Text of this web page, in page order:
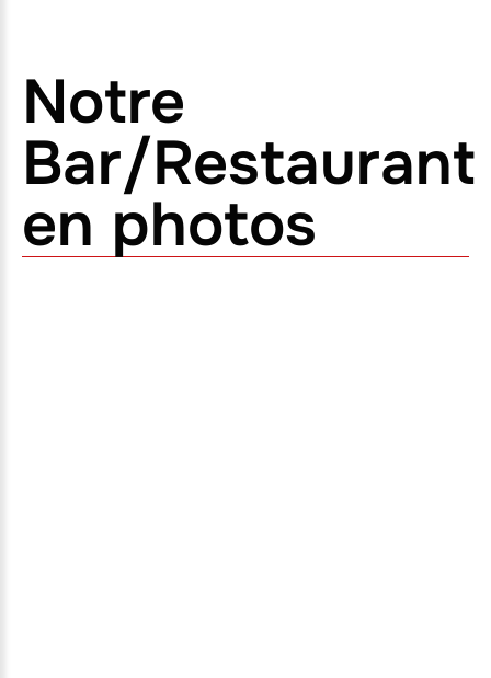
Notre
Bar/Restaurant
en photos